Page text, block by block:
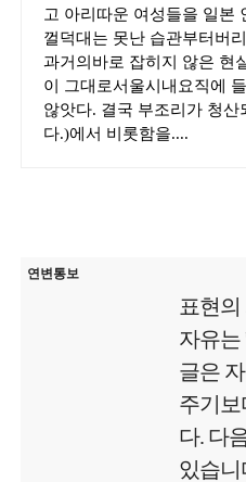
고 아리따운 여성들을 일본
껄덕대는 못난 습관부터버
과거의바로 잡히지 않은 현
이 그대로서울시내요직에
않앗다. 결국 부조리가 청
다.)에서 비롯함을....
연변통보
표현
자유는
글은
주기보
다. 다
있습니